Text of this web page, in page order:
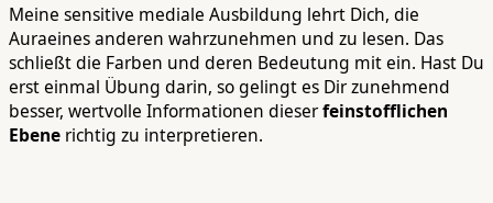
Meine sensitive mediale Ausbildung lehrt Dich, die
Auraeines anderen wahrzunehmen und zu lesen. Das
schließt die Farben und deren Bedeutung mit ein. Hast Du
erst einmal Übung darin, so gelingt es Dir zunehmend
besser, wertvolle Informationen dieserfeinstofflichen
Ebene richtig zu interpretieren.